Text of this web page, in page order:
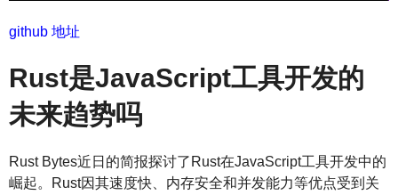
github 地址
Rust是JavaScript工具开发的
未来趋势吗
Rust Bytes近日的简报探讨了Rust在JavaScript工具开发中的
崛起。Rust因其速度快、内存安全和并发能力等优点受到关